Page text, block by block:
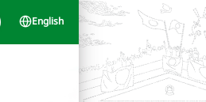
English